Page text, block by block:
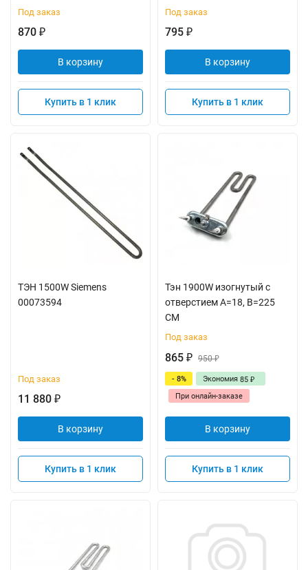
Под заказ
870 ₽
В корзину
Купить в 1 клик
Под заказ
795 ₽
В корзину
Купить в 1 клик
ТЭН 1500W Siemens
00073594
Под заказ
11 880 ₽
В корзину
Купить в 1 клик
Тэн 1900W изогнутый с
отверстием A=18, B=225
СМ
Под заказ
865 ₽ 950₽
- 8% Экономия 85 ₽
При онлайн-заказе
В корзину
Купить в 1 клик